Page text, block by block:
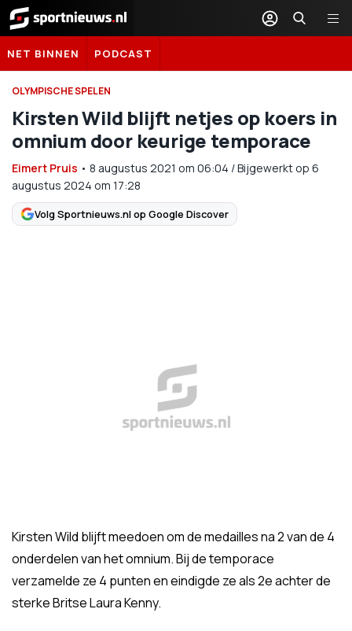
Sportnieuws.nl
NET BINNEN PODCAST
OLYMPISCHE SPELEN
Kirsten Wild blijft netjes op koers in
omnium door keurige temporace
Eimert Pruis • 8 augustus 2021 om 06:04 /Bijgewerkt op 6
augustus 2024 om 17:28
Volg Sportnieuws.nl op Google Discover
Kirsten Wild blijft meedoen om de medailles na 2 van de 4
onderdelen van het omnium. Bij de temporace
verzamelde ze 4 punten en eindigde ze als 2e achter de
sterke Britse Laura Kenny.